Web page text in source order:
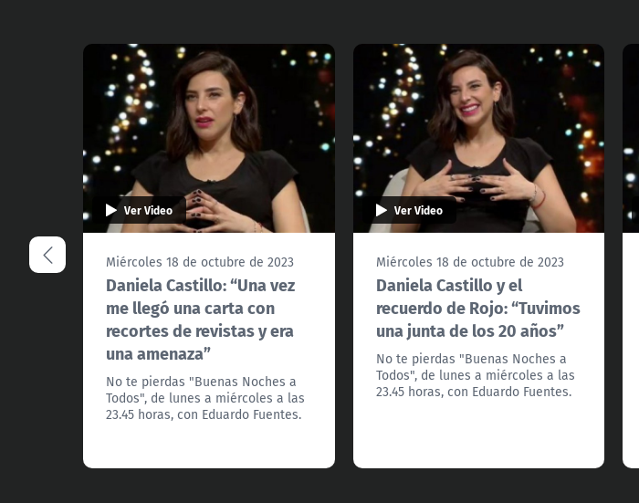
Ver Video
Miércoles 18 de octubre de 2023
Daniela Castillo: “Una vez
me llegó una carta con
recortes de revistas y era
una amenaza”
No te pierdas "Buenas Noches a
Todos", de lunes a miércoles a las
23.45 horas, con Eduardo Fuentes.
Ver Video
Miércoles 18 de octubre de 2023
Daniela Castillo y el
recuerdo de Rojo: “Tuvimos
una junta de los 20 años”
No te pierdas "Buenas Noches a
Todos", de lunes a miércoles a las
23.45 horas, con Eduardo Fuentes.